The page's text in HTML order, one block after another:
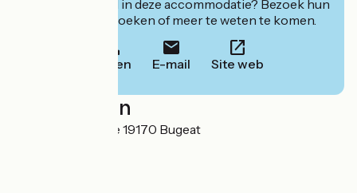
Geïnteresseerd in deze accommodatie? Bezoek hun
website om te boeken of meer te weten te komen.
Bellen E-mail Site web
Localisation
1, rue de la Ganette 19170 Bugeat